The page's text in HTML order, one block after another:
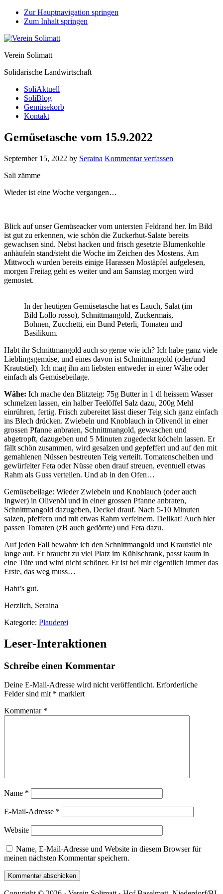
Zur Hauptnavigation springen
Zum Inhalt springen
Verein Solimatt
Solidarische Landwirtschaft
SoliAktuell
SoliBlog
Gemüsekorb
Kontakt
Gemüsetasche vom 15.9.2022
September 15, 2022 by Seraina Kommentar verfassen
Sali zämme
Wieder ist eine Woche vergangen…
Blick auf unser Gemüseacker vom untersten Feldrand her. Im Bild
ist gut zu erkennen, wie schön die Zuckerhut-Salate bereits
gewachsen sind. Nebst hacken und frisch gesetzte Blumenkohle
anhäufeln stand/steht die Woche im Zeichen des Mostens. Am
Mittwoch wurden bereits einige Harassen Mostäpfel aufgelesen,
morgen Freitag geht es weiter und am Samstag morgen wird
gemostet.
In der heutigen Gemüsetasche hat es Lauch, Salat (im
Bild Lollo rosso), Schnittmangold, Zuckermais,
Bohnen, Zucchetti, ein Bund Peterli, Tomaten und
Basilikum.
Habt ihr Schnittmangold auch so gerne wie ich? Ich habe ganz viele
Lieblingsgemüse, und eines davon ist Schnittmangold (oder/und
Krautstiel). Ich mag ihn am liebsten entweder in einer Wähe oder
einfach als Gemüsebeilage.
Wähe: Ich mache den Blitzteig: 75g Butter in 1 dl heissem Wasser
schmelzen lassen, ein halber Teelöffel Salz dazu, 200g Mehl
einrühren, fertig. Frisch zubereitet lässt dieser Teig sich ganz einfach
ins Blech drücken. Zwiebeln und Knoblauch in Olivenöl in einer
grossen Pfanne anbraten, Schnittmangold, gewaschen und
abgetropft, dazugeben und 5 Minuten zugedeckt köcheln lassen. Er
fällt schön zusammen, wird gesalzen und gepfeffert und auf den mit
gemahlenen Nüssen bestreuten Teig verteilt. Tomatenscheiben und
gewürfelter Feta oder Nüsse oben drauf streuen, eventuell etwas
Rahm als Guss verteilen. Und ab in den Ofen…
Gemüsebeilage: Wieder Zwiebeln und Knoblauch (oder auch
Ingwer) in Olivenöl und in einer grossen Pfanne anbraten,
Schnittmangold dazugeben, Deckel drauf. Nach 5-10 Minuten
salzen, pfeffern und mit etwas Rahm verfeinern. Delikat! Auch hier
passen Tomaten (zB auch gedörrte) und Feta dazu.
Auf jeden Fall bewahre ich den Schnittmangold und Krautstiel nie
lange auf. Er braucht zu viel Platz im Kühlschrank, passt kaum in
eine Tüte und wird nicht schöner. Er ist bei mir eigentlich immer das
Erste, das weg muss…
Habt’s gut.
Herzlich, Seraina
Kategorie: Plauderei
Leser-Interaktionen
Schreibe einen Kommentar
Deine E-Mail-Adresse wird nicht veröffentlicht. Erforderliche
Felder sind mit * markiert
Kommentar *
Name *
E-Mail-Adresse *
Website
Name, E-Mail-Adresse und Website in diesem Browser für
meinen nächsten Kommentar speichern.